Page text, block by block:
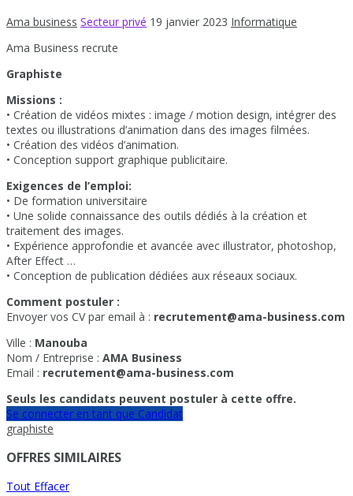
Ama business Secteur privé 19 janvier 2023 Informatique
Ama Business recrute
Graphiste
Missions :
• Création de vidéos mixtes : image / motion design, intégrer des
textes ou illustrations d’animation dans des images filmées.
• Création des vidéos d’animation.
• Conception support graphique publicitaire.
Exigences de l’emploi:
• De formation universitaire
• Une solide connaissance des outils dédiés à la création et
traitement des images.
• Expérience approfondie et avancée avec illustrator, photoshop,
After Effect …
• Conception de publication dédiées aux réseaux sociaux.
Comment postuler :
Envoyer vos CV par email à : recrutement@ama-business.com
Ville : Manouba
Nom / Entreprise : AMA Business
Email : recrutement@ama-business.com
Seuls les candidats peuvent postuler à cette offre.
Se connecter en tant que Candidat
graphiste
OFFRES SIMILAIRES
Tout Effacer